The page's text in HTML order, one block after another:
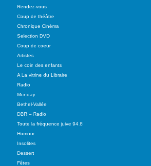
Rendez-vous
Coup de théâtre
Chronique Cinéma
Selection DVD
Coup de coeur
Artistes
Le coin des enfants
A La vitrine du Libraire
Radio
Monday
Bethel-Vallée
DBR – Radio
Toute la fréquence juive 94.8
Humour
Insolites
Dessert
Fêtes